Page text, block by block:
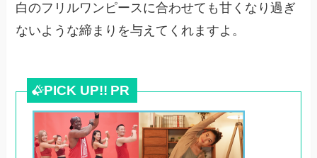
白のフリルワンピースに合わせても甘くなり過ぎ
ないような締まりを与えてくれますよ。
PICK UP!! PR